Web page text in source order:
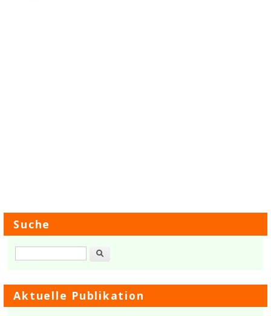
Suche
Suche
Aktuelle Publikation